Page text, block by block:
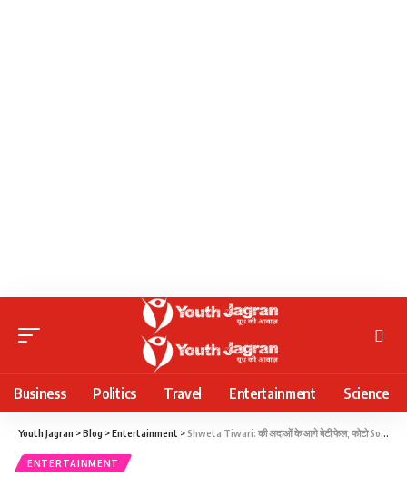
Business Politics Travel Entertainment Science
Youth Jagran >Blog >Entertainment >Shweta Tiwari: की अदाओं के आगे बेटी फेल, फोटो Social Media पर तेजी से Viral हो रही है
ENTERTAINMENT